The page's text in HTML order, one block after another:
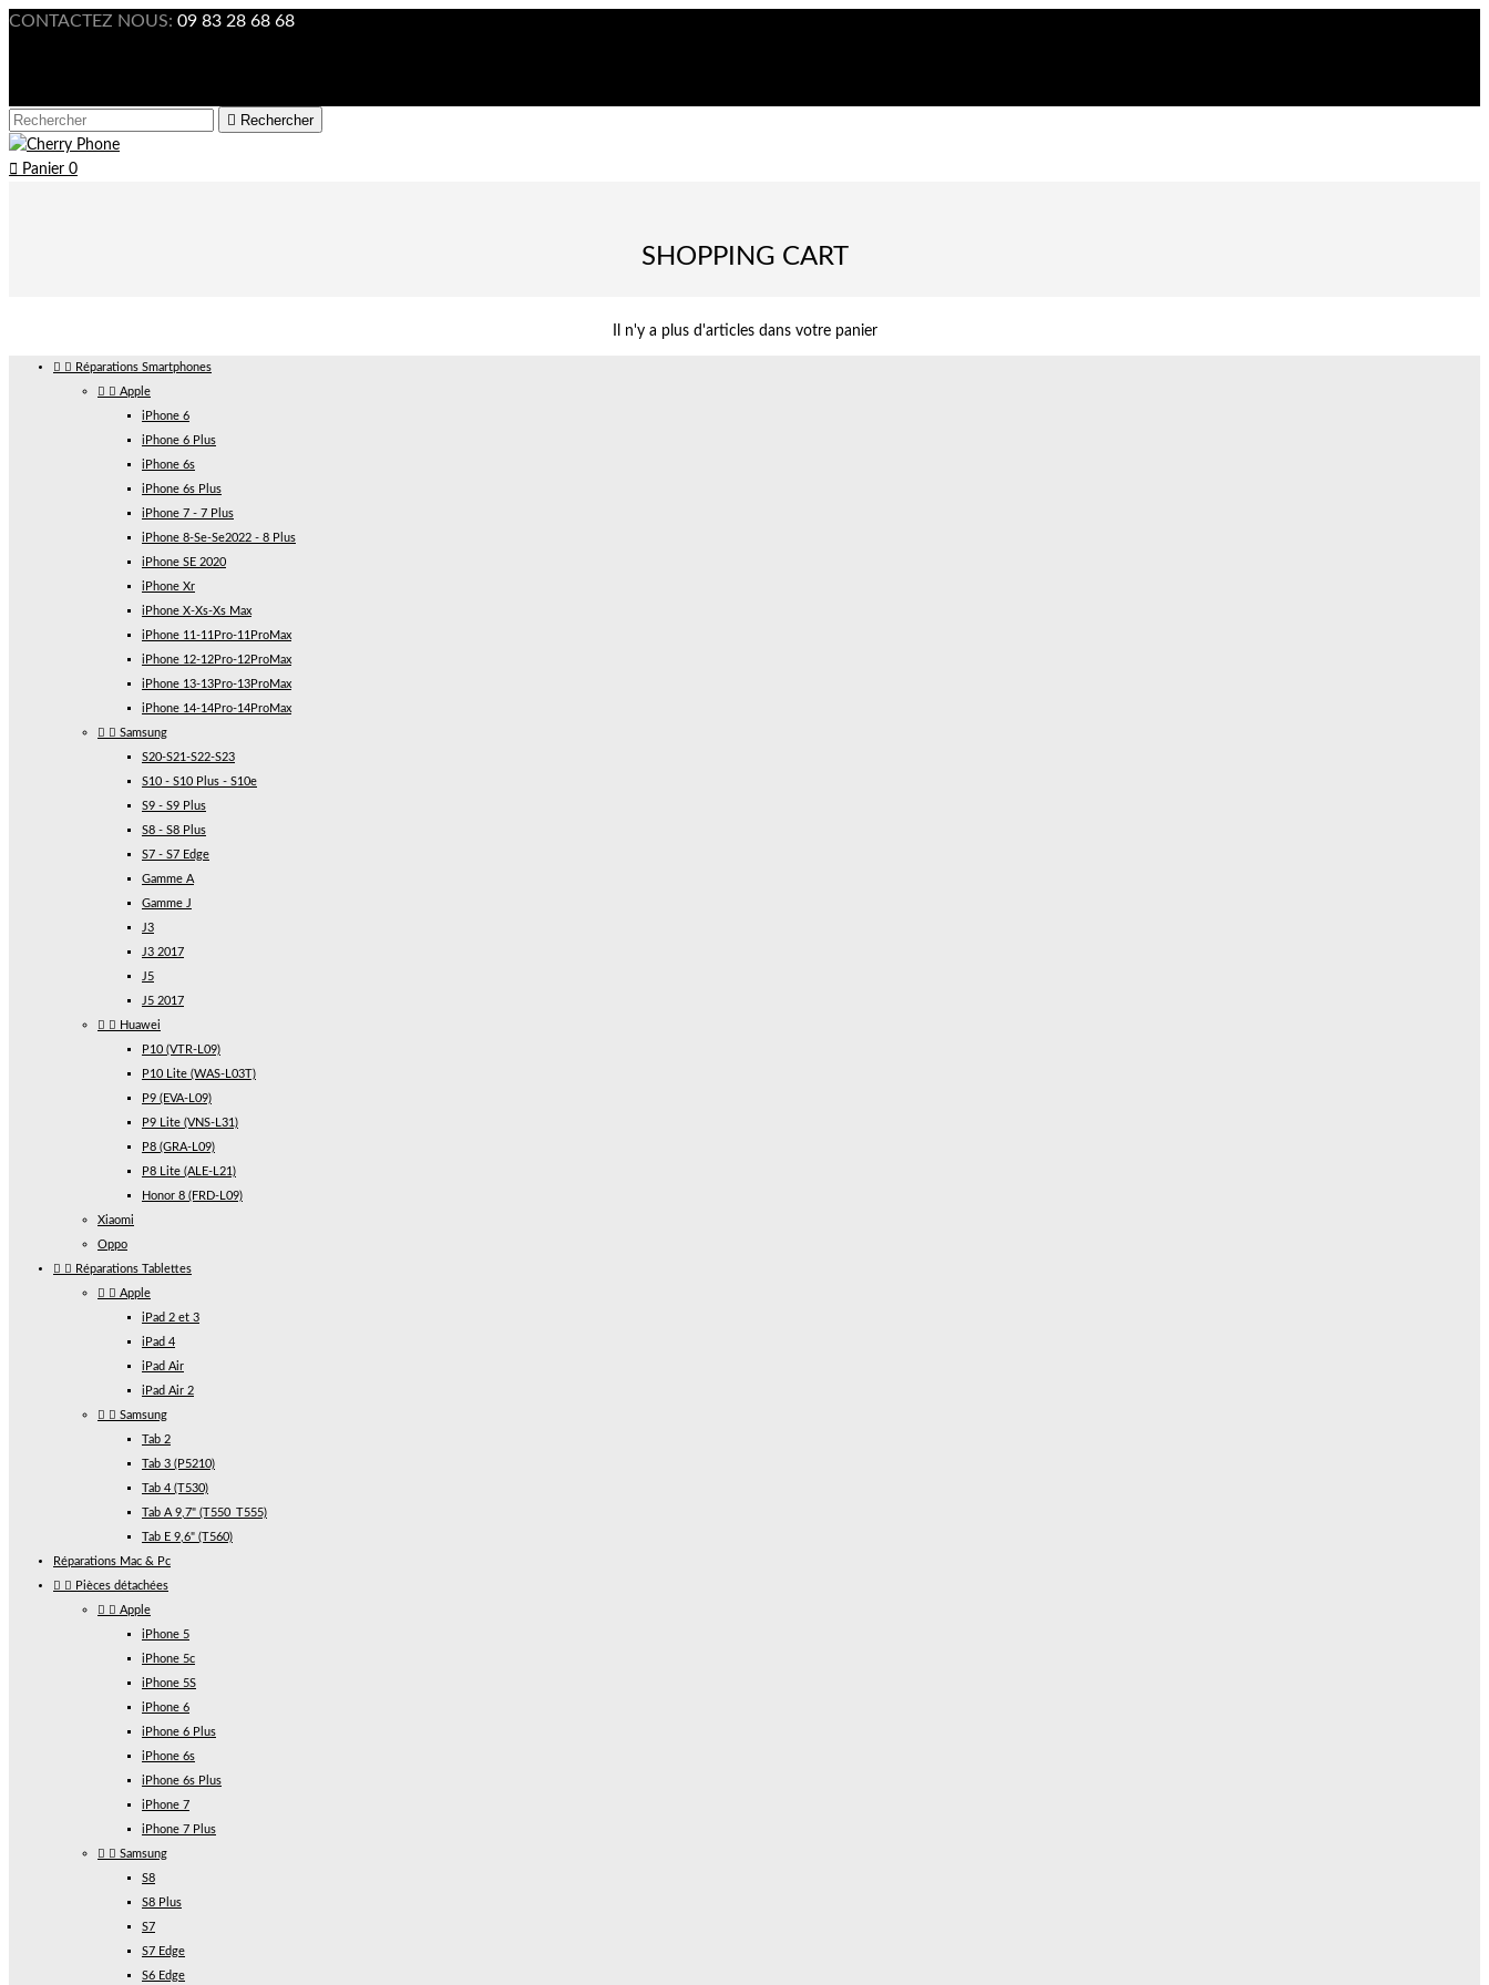
CONTACTEZ NOUS: 09 83 28 68 68
 Rechercher
 Panier 0
SHOPPING CART
Il n'y a plus d'articles dans votre panier
  Réparations Smartphones
  Apple
iPhone 6
iPhone 6 Plus
iPhone 6s
iPhone 6s Plus
iPhone 7 - 7 Plus
iPhone 8-Se-Se2022 - 8 Plus
iPhone SE 2020
iPhone Xr
iPhone X-Xs-Xs Max
iPhone 11-11Pro-11ProMax
iPhone 12-12Pro-12ProMax
iPhone 13-13Pro-13ProMax
iPhone 14-14Pro-14ProMax
  Samsung
S20-S21-S22-S23
S10 - S10 Plus - S10e
S9 - S9 Plus
S8 - S8 Plus
S7 - S7 Edge
Gamme A
Gamme J
J3
J3 2017
J5
J5 2017
  Huawei
P10 (VTR-L09)
P10 Lite (WAS-L03T)
P9 (EVA-L09)
P9 Lite (VNS-L31)
P8 (GRA-L09)
P8 Lite (ALE-L21)
Honor 8 (FRD-L09)
Xiaomi
Oppo
  Réparations Tablettes
  Apple
iPad 2 et 3
iPad 4
iPad Air
iPad Air 2
  Samsung
Tab 2
Tab 3 (P5210)
Tab 4 (T530)
Tab A 9,7" (T550_T555)
Tab E 9,6" (T560)
Réparations Mac & Pc
  Pièces détachées
  Apple
iPhone 5
iPhone 5c
iPhone 5S
iPhone 6
iPhone 6 Plus
iPhone 6s
iPhone 6s Plus
iPhone 7
iPhone 7 Plus
  Samsung
S8
S8 Plus
S7
S7 Edge
S6 Edge